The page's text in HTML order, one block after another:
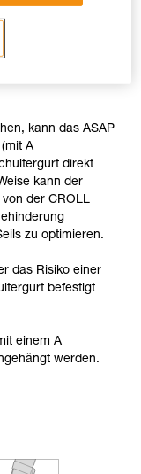
kann das ASAP
A
direkt
kann der
der CROLL
zu optimieren.
das Risiko einer
befestigt
einem A
werden.